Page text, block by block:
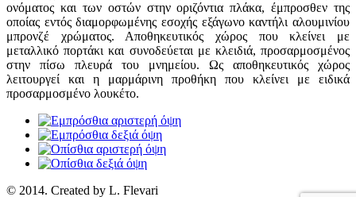
ονόματος και των οστών στην οριζόντια πλάκα, έμπροσθεν της
οποίας εντός διαμορφωμένης εσοχής εξάγωνο καντήλι αλουμινίου
μπρονζέ χρώματος. Αποθηκευτικός χώρος που κλείνει με
μεταλλικό πορτάκι και συνοδεύεται με κλειδιά, προσαρμοσμένος
στην πίσω πλευρά του μνημείου. Ως αποθηκευτικός χώρος
λειτουργεί και η μαρμάρινη προθήκη που κλείνει με ειδικά
προσαρμοσμένο λουκέτο.
© 2014. Created by L. Flevari